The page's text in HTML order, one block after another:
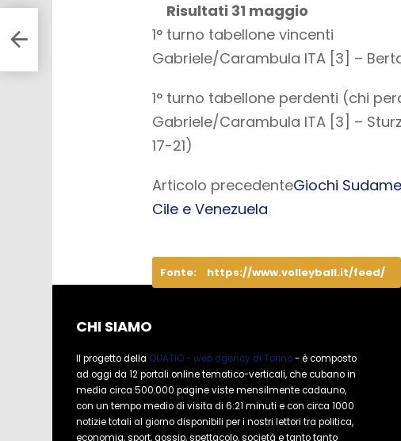
Risultati 31 maggio
1° turno tabellone vincenti
Gabriele/Carambula ITA [3] –
1° turno tabellone perdenti (chi
Gabriele/Carambula ITA [3] –
17-21)
Articolo precedenteGiochi
Cile e Venezuela
Fonte: https://www.volleyball.it/feed/
CHI SIAMO
Il progetto della QUATIO - web agency di Torino- è composto
ad oggi da 12 portali online tematico-verticali, che cubano in
media circa 500.000 pagine viste mensilmente cadauno,
con un tempo medio di visita di 6:21 minuti e con circa 1000
notizie totali al giorno disponibili per i nostri lettori tra politica,
economia, sport, gossip, spettacolo, società e tanto tanto